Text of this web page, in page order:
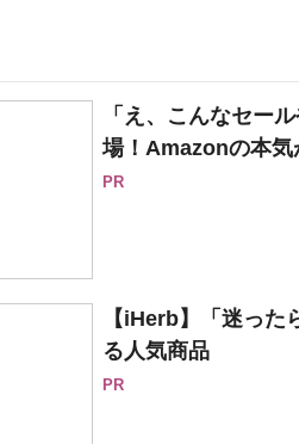
「え、こんなセー
場！Amazonの本気
PR
【iHerb】「迷っ
る人気商品
PR